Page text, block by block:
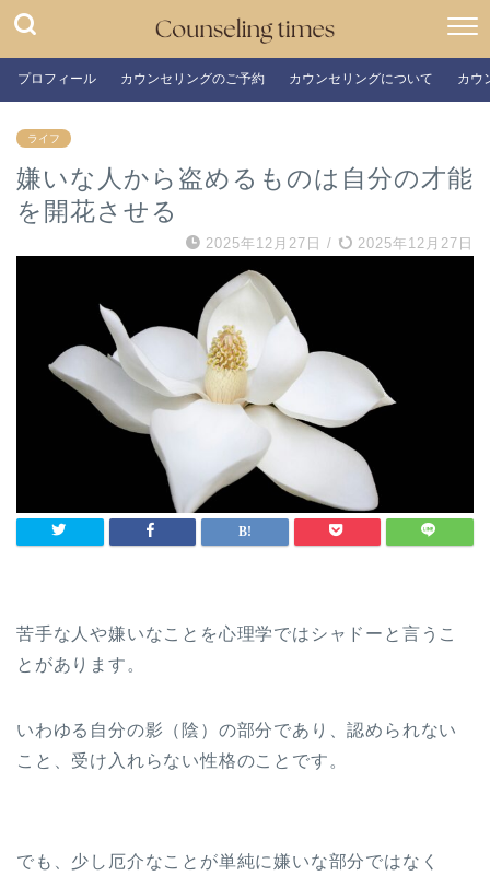
プロフィール カウンセリングのご予約 カウンセリングについて カウ
ライフ
嫌いな人から盗めるものは自分の才能
を開花させる
2025年12月27日 / 2025年12月27日
苦手な人や嫌いなことを心理学ではシャドーと言うこ
とがあります。
いわゆる自分の影（陰）の部分であり、認められない
こと、受け入れらない性格のことです。
でも、少し厄介なことが単純に嫌いな部分ではなく